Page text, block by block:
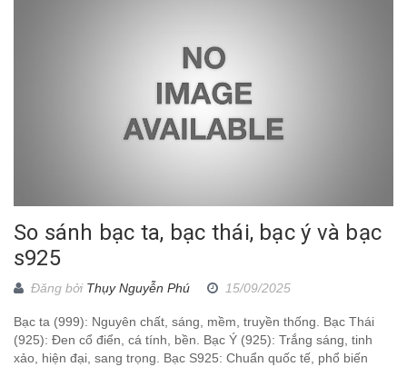
So sánh bạc ta, bạc thái, bạc ý và bạc
s925
Đăng bởi Thụy Nguyễn Phú 15/09/2025
Bạc ta (999): Nguyên chất, sáng, mềm, truyền thống. Bạc Thái
(925): Đen cổ điển, cá tính, bền. Bạc Ý (925): Trắng sáng, tinh
xảo, hiện đại, sang trọng. Bạc S925: Chuẩn quốc tế, phổ biến